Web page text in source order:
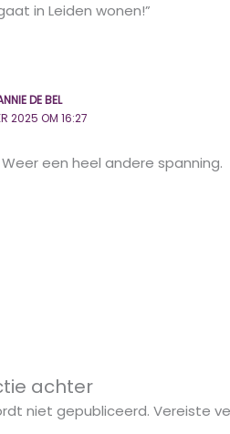
in Leiden wonen!”
DE BEL
2025 OM 16:27
een heel andere spanning.
achter
niet gepubliceerd. Vereiste